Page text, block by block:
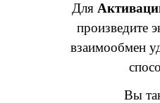
Для
произведите
взаимообмен
Вы